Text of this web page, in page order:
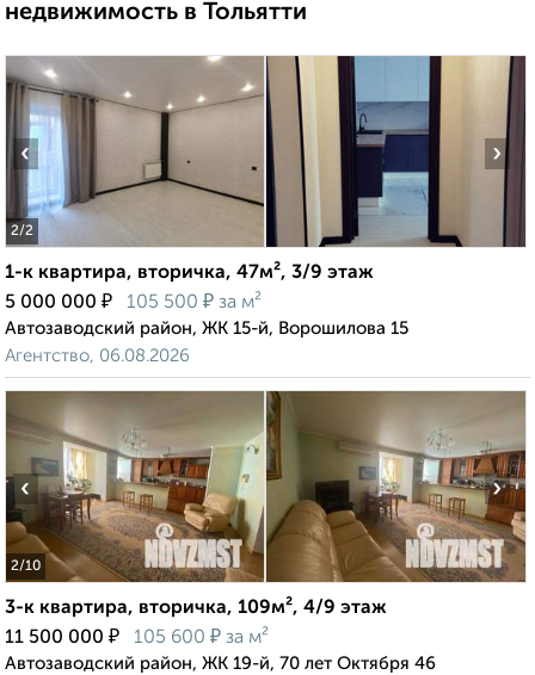
недвижимость в Тольятти
2/2
‹ ›
1-к квартира, вторичка, 47м², 3/9 этаж
5 000 000 ₽ 105 500 ₽ за м²
Автозаводский район, ЖК 15-й, Ворошилова 15
Агентство, 06.08.2026
2/10
‹ ›
3-к квартира, вторичка, 109м², 4/9 этаж
11 500 000 ₽ 105 600 ₽ за м²
Автозаводский район, ЖК 19-й, 70 лет Октября 46